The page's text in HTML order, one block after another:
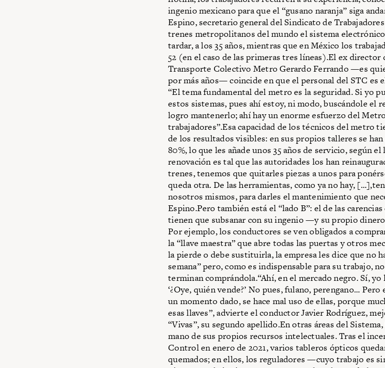
ingenio mexicano para que el “gusano naranja” siga
Espino, secretario general del Sindicato de
trenes metropolitanos del mundo el sistema electrónico
tardar, a los 35 años, mientras que en México los
52 (en el caso de las primeras tres líneas).El ex director
Transporte Colectivo Metro Gerardo Ferrando —es
por más años— coincide en que el personal del STC es
“El tema fundamental del metro es la seguridad. Si yo
estos sistemas, pues ahí estoy, ni modo, buscándole el
logro mantenerlo; ahí hay un enorme esfuerzo del
trabajadores”.Esa capacidad de los técnicos del metro
de los resultados visibles: en sus propios talleres se
80%, lo que les añade unos 35 años de servicio, según
renovación es tal que las autoridades los han
trenes, tenemos que quitarles piezas a unos para
queda otra. De las herramientas, como ya no hay,
nosotros mismos, para darles el mantenimiento que
Espino.Pero también está el “lado B”: el de las
tienen que subsanar con su ingenio —y su propio
Por ejemplo, los conductores se ven obligados a
la “llave maestra” que abre todas las puertas y otros
la pierde o debe sustituirla, la empresa les dice que no
semana” pero, como es indispensable para su trabajo,
terminan comprándola.“Ahí, en el mercado negro. Sí,
‘¿Oye, quién vende?’ No pues, fulano, perengano...
un momento dado, se hace mal uso de ellas, porque
esas llaves”, advierte el conductor Javier Rodríguez,
“Vivas”, su segundo apellido.En otras áreas del
mano de sus propios recursos intelectuales. Tras el
Control en enero de 2021, varios tableros ópticos
quemados; en ellos, los reguladores —cuyo trabajo es